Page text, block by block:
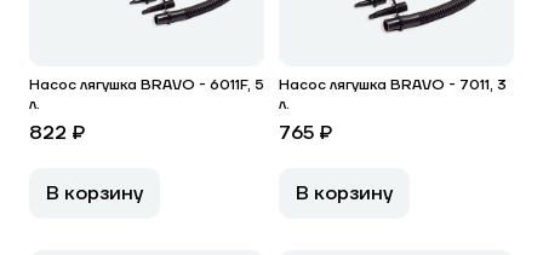
Насос лягушка BRAVO - 6011F, 5
л.
822 ₽
В корзину
Насос лягушка BRAVO - 7011, 3
л.
765 ₽
В корзину